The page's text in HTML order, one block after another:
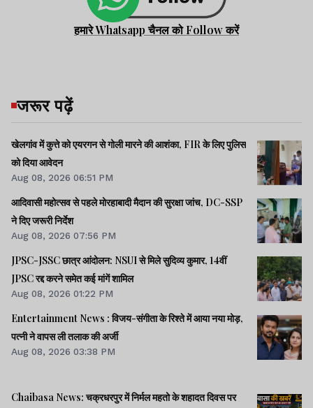
विडंबना यह है कि सरकारी व्यवस्था की रीढ़ माने
जाने वाले ये कर्मचारी स्वयं असुरक्षा के माहौल में काम
करते हैं. एजेंसियों की शर्तों के तहत उन्हें कभी भी
हटाया जा सकता है. नौकरी जाने के डर से अधिकांश
हमारे Whatsapp चैनल को Follow करें
जरूर पढ़ें
खेलगांव में कुत्ते को एयरगन से गोली मारने की आशंका, FIR के लिए पुलिस
को दिया आवेदन
Aug 08, 2026 06:51 PM
आदिवासी महोत्सव से पहले मोरहाबादी मैदान की सुरक्षा जांच, DC-SSP
ने दिए जरूरी निर्देश
Aug 08, 2026 07:56 PM
JPSC-JSSC छात्र आंदोलन: NSUI से मिले सुदिव्य कुमार, 14वीं
JPSC रद्द करने समेत कई मांगें शामिल
Aug 08, 2026 01:22 PM
Entertainment News : विजय-संगीता के रिश्ते में आया नया मोड़,
पत्नी ने वापस ली तलाक की अर्जी
Aug 08, 2026 03:38 PM
Chaibasa News: चक्रधरपुर में निर्मल महतो के शहादत दिवस पर